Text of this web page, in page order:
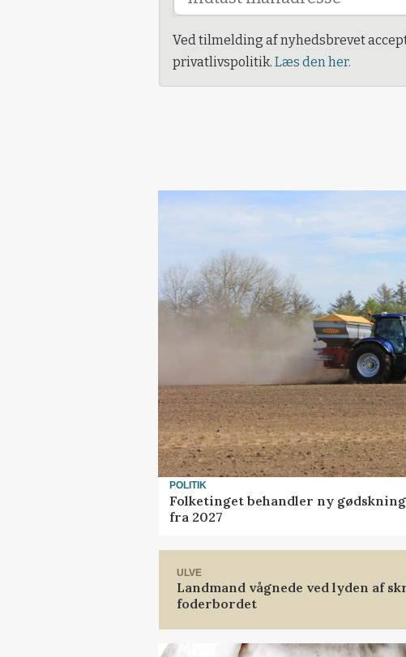
Ved tilmelding af nyhedsbrevet
privatlivspolitik. Læs den her.
POLITIK
Folketinget behandler ny
fra 2027
ULVE
Landmand vågnede ved lyden af
foderbordet